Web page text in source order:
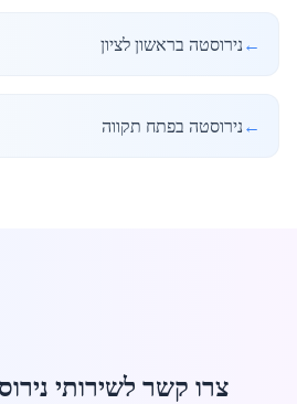
← נירוסטה בראשון לציון
← נירוסטה בפתח תקווה
צרו קשר לשירותי